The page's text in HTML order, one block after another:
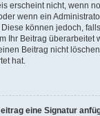
erscheint nicht, wenn
wenn ein
können jedoch,
Ihr Beitrag überarbeitet
Beitrag nicht
hat.
eine Signatur